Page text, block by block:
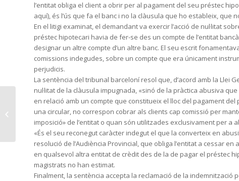
l’entitat obliga el client a obrir per al pagament del seu préstec
aquí), és l’ús que fa el banc i no la clàusula que ho estableix, que
En el litigi examinat, el demandant va exercir l’acció de nul·litat
préstec hipotecari havia de fer-se des un compte de l’entitat
designar un altre compte d’un altre banc. El seu escrit
comissions indegudes, sobre un compte que era únicament
perjudicis.
La sentència del tribunal barceloní resol que, d’acord amb la Llei
nul·litat de la clàusula impugnada, «sinó de la pràctica abusiva
en relació amb un compte que constitueix el lloc del pagament
una circular, no correspon cobrar als clients cap comissió per
imposició» de l’entitat o quan són utilitzades exclusivament per a
«És el seu reconegut caràcter indegut el que la converteix en
resolució de l’Audiència Provincial, que obliga l’entitat a cessar
en qualsevol altra entitat de crèdit des de la de pagar el préstec
magistrats no han estimat.
Finalment, la sentència accepta la reclamació de la
El TS permite a las
empresas reclamar a
los empleados deudas
pese a la firma...